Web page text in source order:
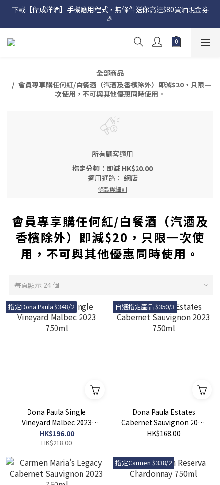
網店購滿 $500 即享免費送貨服務📦
🎉
全部商品
會員專享購任何紅/白餐酒（汽酒及香檳除外）即減$20，只限一
次使用，不可與其他優惠同時使用。
所有顧客適用
指定分類：即減 HK$20.00
適用通路： 網店
條款與細則
會員專享購任何紅/白餐酒（汽酒及
香檳除外）即減$20，只限一次使
用，不可與其他優惠同時使用。
每頁顯示 24 個
指定Dona Paula $348/2
Dona Paula Single
Vineyard Malbec 2023
750ml
HK$196.00
HK$218.00
自選指定產品 $350/3
Dona Paula Estates
Cabernet Sauvignon 2023
750ml
HK$168.00
指定Carmen $338/2